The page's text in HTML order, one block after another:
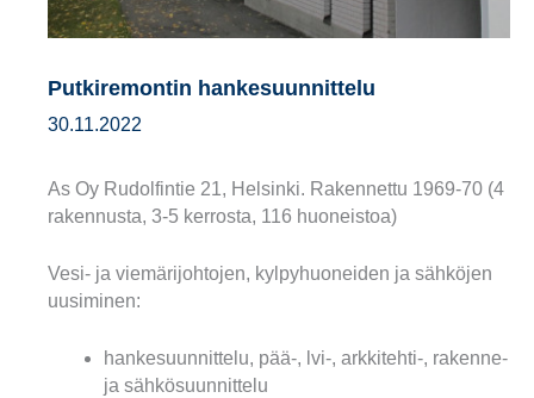
Putkiremontin hankesuunnittelu
30.11.2022
As Oy Rudolfintie 21, Helsinki. Rakennettu 1969-70 (4
rakennusta, 3-5 kerrosta, 116 huoneistoa)
Vesi- ja viemärijohtojen, kylpyhuoneiden ja sähköjen
uusiminen:
hankesuunnittelu, pää-, lvi-, arkkitehti-, rakenne-
ja sähkösuunnittelu